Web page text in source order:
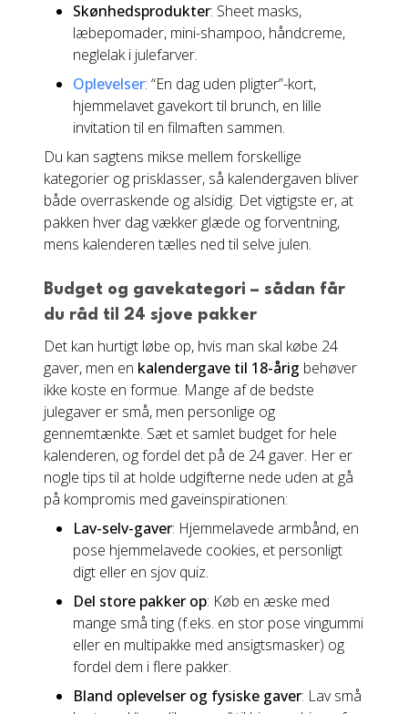
Skønhedsprodukter: Sheet masks,
læbepomader, mini-shampoo, håndcreme,
neglelak i julefarver.
Oplevelser: “En dag uden pligter”-kort,
hjemmelavet gavekort til brunch, en lille
invitation til en filmaften sammen.
Du kan sagtens mikse mellem forskellige
kategorier og prisklasser, så kalendergaven bliver
både overraskende og alsidig. Det vigtigste er, at
pakken hver dag vækker glæde og forventning,
mens kalenderen tælles ned til selve julen.
Budget og gavekategori – sådan får
du råd til 24 sjove pakker
Det kan hurtigt løbe op, hvis man skal købe 24
gaver, men en kalendergave til 18-årig behøver
ikke koste en formue. Mange af de bedste
julegaver er små, men personlige og
gennemtænkte. Sæt et samlet budget for hele
kalenderen, og fordel det på de 24 gaver. Her er
nogle tips til at holde udgifterne nede uden at gå
på kompromis med gaveinspirationen:
Lav-selv-gaver: Hjemmelavede armbånd, en
pose hjemmelavede cookies, et personligt
digt eller en sjov quiz.
Del store pakker op: Køb en æske med
mange små ting (f.eks. en stor pose vingummi
eller en multipakke med ansigtsmasker) og
fordel dem i flere pakker.
Bland oplevelser og fysiske gaver: Lav små